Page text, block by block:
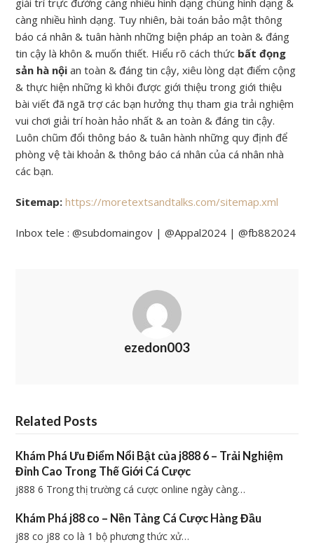
giải trí trực đường càng nhiều hình dạng chủng hình dạng &
càng nhiều hình dạng. Tuy nhiên, bài toán bảo mật thông
báo cá nhân & tuân hành những biện pháp an toàn & đáng
tin cậy là khôn & muốn thiết. Hiểu rõ cách thức bất đọng
sản hà nội an toàn & đáng tin cậy, xiêu lòng dạt điểm cộng
& thực hiện những kì khôi được giới thiệu trong giới thiệu
bài viết đã ngã trợ các bạn hưởng thụ tham gia trải nghiệm
vui chơi giải trí hoàn hảo nhất & an toàn & đáng tin cậy.
Luôn chũm đổi thông báo & tuân hành những quy định để
phòng vệ tài khoản & thông báo cá nhân của cá nhân nhà
các bạn.
Sitemap: https://moretextsandtalks.com/sitemap.xml
Inbox tele : @subdomaingov | @Appal2024 | @fb882024
ezedon003
Related Posts
Khám Phá Ưu Điểm Nổi Bật của j888 6 – Trải Nghiệm
Đỉnh Cao Trong Thế Giới Cá Cược
j888 6 Trong thị trường cá cược online ngày càng…
Khám Phá j88 co – Nền Tảng Cá Cược Hàng Đầu
j88 co j88 co là 1 bộ phương thức xử…